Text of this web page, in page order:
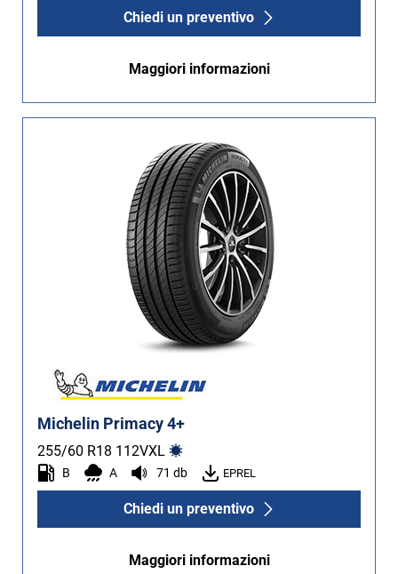
Chiedi un preventivo
Maggiori informazioni
Michelin Primacy 4+
255/60 R18 112VXL
B A 71 db EPREL
Chiedi un preventivo
Maggiori informazioni